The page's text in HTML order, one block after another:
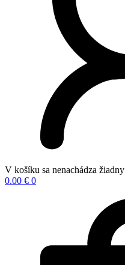
V košíku sa nenachádza
0.00 € 0